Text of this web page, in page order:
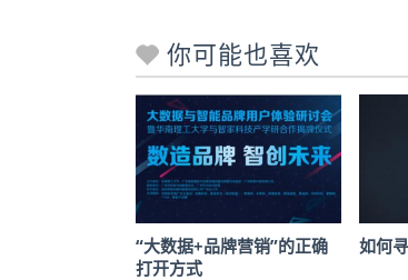
你可能也喜欢
“大数据+品牌营销”的正确
打开方式
如何